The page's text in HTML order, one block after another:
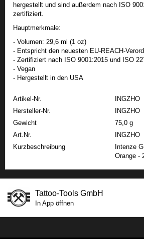
hergestellt und sind außerdem nach ISO
zertifiziert.
Hauptmerkmale:
- Volumen: 29,6 ml (1 oz)
- Entspricht den neuesten EU-REACH-
- Zertifiziert nach ISO 9001:2015 und ISO
- Vegan
- Hergestellt in den USA
Artikel-Nr.
INGZHO
Hersteller-Nr.
INGZHO
Gewicht
75,0 g
Art.Nr.
INGZHO
Kurzbeschreibung
Intenze
Orange -
Tattoo-Tools GmbH
In App öffnen